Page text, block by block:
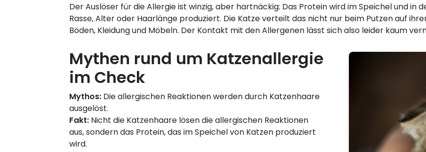
Der Auslöser für die Allergie ist winzig, aber hartnäckig: Das Protein wird im Speichel und in
Rasse, Alter oder Haarlänge produziert. Die Katze verteilt das nicht nur beim Putzen auf
Böden, Kleidung und Möbeln. Der Kontakt mit den Allergenen lässt sich also leider kaum
Mythen rund um Katzenallergie
im Check
Mythos: Die allergischen Reaktionen werden durch Katzenhaare
ausgelöst.
Fakt: Nicht die Katzenhaare lösen die allergischen Reaktionen
aus, sondern das Protein, das im Speichel von Katzen produziert
wird.